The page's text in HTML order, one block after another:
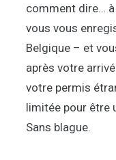
comment dire…
vous vous
Belgique – et
après votre
votre permis
limitée pour être
Sans blague.